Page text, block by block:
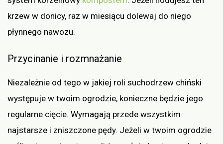
krzew w donicy, raz w miesiącu dolewaj do niego
płynnego nawozu.
Przycinanie i rozmnażanie
Niezależnie od tego w jakiej roli suchodrzew chiński
występuje w twoim ogrodzie, konieczne będzie jego
regularne cięcie. Wymagają przede wszystkim
najstarsze i zniszczone pędy. Jeżeli w twoim ogrodzie